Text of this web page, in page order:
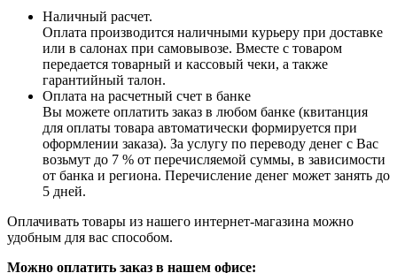
Наличный расчет.
Оплата производится наличными курьеру при доставке
или в салонах при самовывозе. Вместе с товаром
передается товарный и кассовый чеки, а также
гарантийный талон.
Оплата на расчетный счет в банке
Вы можете оплатить заказ в любом банке (квитанция
для оплаты товара автоматически формируется при
оформлении заказа). За услугу по переводу денег с Вас
возьмут до 7 % от перечисляемой суммы, в зависимости
от банка и региона. Перечисление денег может занять до
5 дней.
Оплачивать товары из нашего интернет-магазина можно
удобным для вас способом.
Можно оплатить заказ в нашем офисе: